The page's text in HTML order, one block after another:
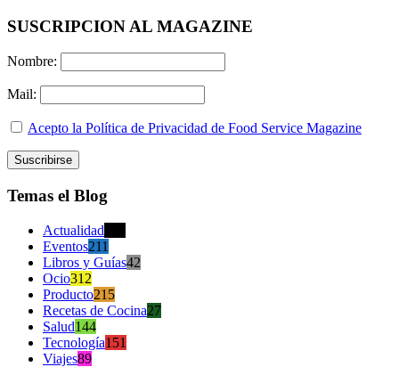
SUSCRIPCION AL MAGAZINE
Nombre:
Mail:
Acepto la Política de Privacidad de Food Service Magazine
Temas el Blog
Actualidad
Eventos211
Libros y Guías42
Ocio312
Producto215
Recetas de Cocina27
Salud144
Tecnología151
Viajes89